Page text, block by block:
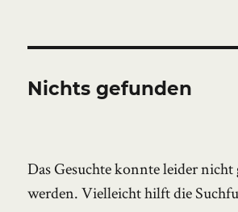
Nichts gefunden
Das Gesuchte konnte leider nicht
werden. Vielleicht hilft die